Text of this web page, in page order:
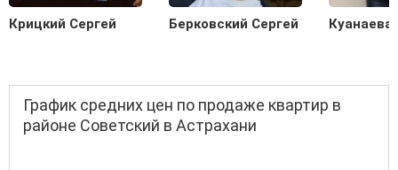
Крицкий Сергей Берковский Сергей
График средних цен по продаже квартир в
районе Советский в Астрахани